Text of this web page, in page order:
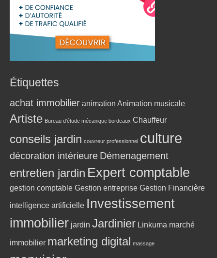
Étiquettes
achat immobilier animation Animation musicale
Artiste Bureau d’étude mécanique bordeaux Chauffeur
conseils jardin couvreur professionnel culture
décoration intérieure Démenagement
entretien jardin Expert comptable
gestion comptable Gestion entreprise Gestion Financière
intelligence artificielle Investissement
immobilier jardin Jardinier Linkuma marché
immobilier marketing digital massage